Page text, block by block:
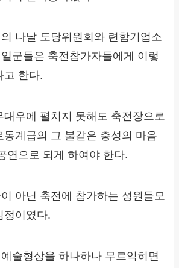
나날 도당위원회와 련합기업소
군들은 축전참가자들에게 이렇
고 한다.
대우에 펼치지 못해도 축전장으로
동계급의 그 불같은 충성의 마음
연으로 되게 하여야 한다.
아닌 축전에 참가하는 성원들모
정이였다.
술형상을 하나하나 무르익히면